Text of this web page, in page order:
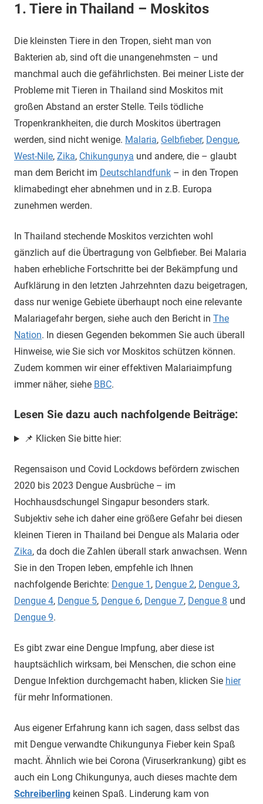
1. Tiere in Thailand – Moskitos
Die kleinsten Tiere in den Tropen, sieht man von
Bakterien ab, sind oft die unangenehmsten – und
manchmal auch die gefährlichsten. Bei meiner Liste der
Probleme mit Tieren in Thailand sind Moskitos mit
großen Abstand an erster Stelle. Teils tödliche
Tropenkrankheiten, die durch Moskitos übertragen
werden, sind nicht wenige. Malaria, Gelbfieber, Dengue,
West-Nile, Zika, Chikungunya und andere, die – glaubt
man dem Bericht im Deutschlandfunk – in den Tropen
klimabedingt eher abnehmen und in z.B. Europa
zunehmen werden.
In Thailand stechende Moskitos verzichten wohl
gänzlich auf die Übertragung von Gelbfieber. Bei Malaria
haben erhebliche Fortschritte bei der Bekämpfung und
Aufklärung in den letzten Jahrzehnten dazu beigetragen,
dass nur wenige Gebiete überhaupt noch eine relevante
Malariagefahr bergen, siehe auch den Bericht in The
Nation. In diesen Gegenden bekommen Sie auch überall
Hinweise, wie Sie sich vor Moskitos schützen können.
Zudem kommen wir einer effektiven Malariaimpfung
immer näher, siehe BBC.
Lesen Sie dazu auch nachfolgende Beiträge:
📌 Klicken Sie bitte hier:
Regensaison und Covid Lockdows befördern zwischen
2020 bis 2023 Dengue Ausbrüche – im
Hochhausdschungel Singapur besonders stark.
Subjektiv sehe ich daher eine größere Gefahr bei diesen
kleinen Tieren in Thailand bei Dengue als Malaria oder
Zika, da doch die Zahlen überall stark anwachsen. Wenn
Sie in den Tropen leben, empfehle ich Ihnen
nachfolgende Berichte: Dengue 1 , Dengue 2, Dengue 3,
Dengue 4, Dengue 5, Dengue 6, Dengue 7, Dengue 8 und
Dengue 9.
Es gibt zwar eine Dengue Impfung, aber diese ist
hauptsächlich wirksam, bei Menschen, die schon eine
Dengue Infektion durchgemacht haben, klicken Sie hier
für mehr Informationen.
Aus eigener Erfahrung kann ich sagen, dass selbst das
mit Dengue verwandte Chikungunya Fieber kein Spaß
macht. Ähnlich wie bei Corona (Viruserkrankung) gibt es
auch ein Long Chikungunya, auch dieses machte dem
Schreiberling keinen Spaß. Linderung kam von